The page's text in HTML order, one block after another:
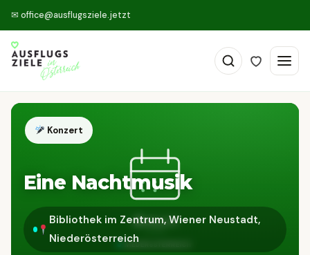
✉ office@ausflugsziele.jetzt
Konzert
Eine Nachtmusik
Bibliothek im Zentrum, Wiener Neustadt,
Niederösterreich